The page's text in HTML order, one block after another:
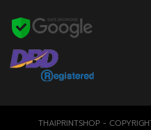
THAIPRINTSHOP -